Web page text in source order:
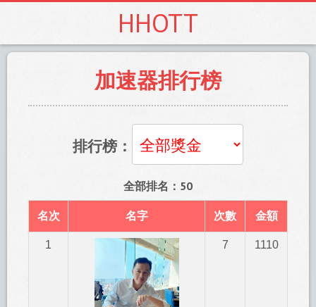
HHOTT
加速器排行榜
排行榜：
全部排名：50
名次 名字 次數 金額
1 7 1110